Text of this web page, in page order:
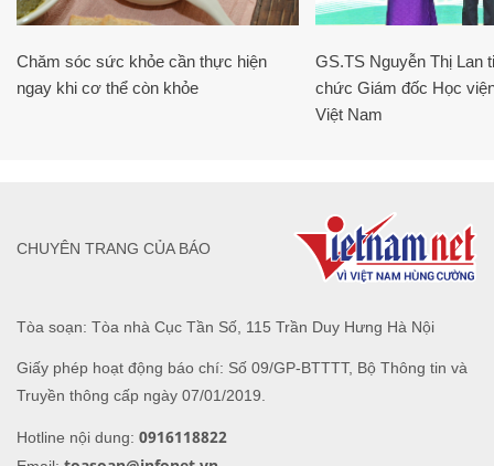
Chăm sóc sức khỏe cần thực hiện
ngay khi cơ thể còn khỏe
GS.TS Nguyễn Thị Lan
chức Giám đốc Học
Việt Nam
Tòa soạn: Tòa nhà Cục Tần Số, 115 Trần Duy Hưng Hà Nội
Giấy phép hoạt động báo chí: Số 09/GP-BTTTT, Bộ Thông tin và
Truyền thông cấp ngày 07/01/2019.
Hotline nội dung: 0916118822
CHUYÊN TRANG CỦA BÁO